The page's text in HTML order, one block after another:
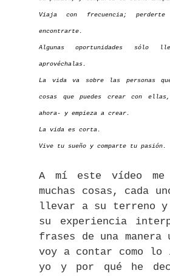
Viaja con frecuencia;
encontrarte.
Algunas oportunidades sólo
aprovéchalas.
La vida va sobre las personas
cosas que puedes crear con
ahora- y empieza a crear.
La vida es corta.
Vive tu sueño y comparte tu pasión.
A mí este vídeo me
muchas cosas, cada
llevar a su terreno y
su experiencia
frases de una
voy a contar como lo
yo y por qué he